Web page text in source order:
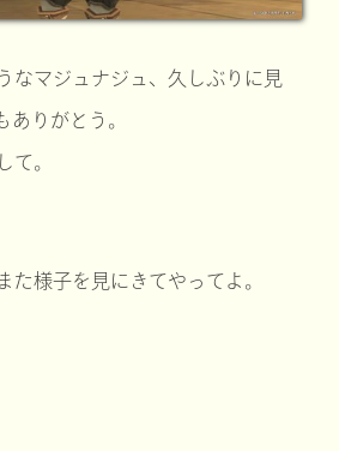
なマジュナジュ、久しぶりに見
ありがとう。
て。
た様子を見にきてやってよ。